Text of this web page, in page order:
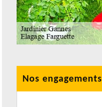
Nos engagements